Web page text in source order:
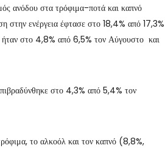
ανόδου στα τρόφιμα-ποτά και καπνό
στην ενέργεια έφτασε στο 18,4% από 17,3%
ήταν στο 4,8% από 6,5% τον Αύγουστο και
στο 4,3% από 5,4% τον
το αλκοόλ και τον καπνό (8,8%,